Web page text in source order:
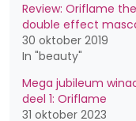
Review: Oriflame
double effect
30 oktober 2019
In "beauty"
Mega jubileum
deel 1: Oriflame
31 oktober 2023